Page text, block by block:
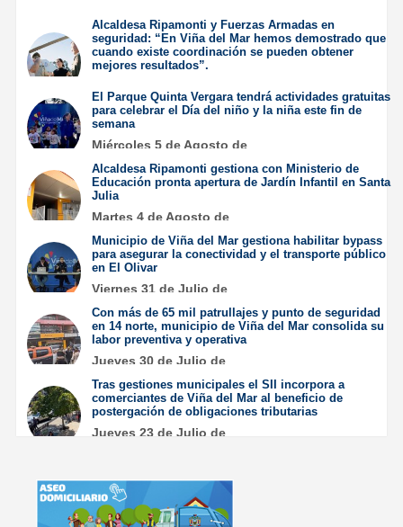
Alcaldesa Ripamonti y Fuerzas Armadas en
seguridad: “En Viña del Mar hemos demostrado que
cuando existe coordinación se pueden obtener
mejores resultados”.
2026
El Parque Quinta Vergara tendrá actividades gratuitas
para celebrar el Día del niño y la niña este fin de
semana
Miércoles 5 de Agosto de
Alcaldesa Ripamonti gestiona con Ministerio de
Educación pronta apertura de Jardín Infantil en Santa
Julia
Martes 4 de Agosto de
Municipio de Viña del Mar gestiona habilitar bypass
para asegurar la conectividad y el transporte público
en El Olivar
Viernes 31 de Julio de
Con más de 65 mil patrullajes y punto de seguridad
en 14 norte, municipio de Viña del Mar consolida su
labor preventiva y operativa
Jueves 30 de Julio de
Tras gestiones municipales el SII incorpora a
comerciantes de Viña del Mar al beneficio de
postergación de obligaciones tributarias
Jueves 23 de Julio de